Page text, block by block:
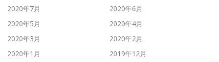
2020年7月
2020年6月
2020年5月
2020年4月
2020年3月
2020年2月
2020年1月
2019年12月